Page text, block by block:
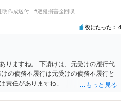
明作成送付
#遅延損害金回収
役にたった 4
りますね。 下請けは、元受けの履行代
の債務不履行は元受けの債務不履行と
責任がありますね。